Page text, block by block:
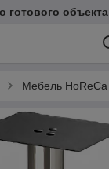
готового объекта
Мебель HoReCa